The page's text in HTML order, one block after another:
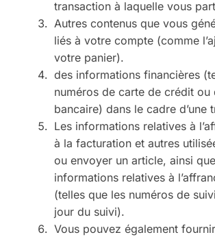
transaction à laquelle vous
Autres contenus que vous
liés à votre compte (comme
votre panier).
des informations financières
numéros de carte de crédit ou
bancaire) dans le cadre d’une
Les informations relatives à
à la facturation et autres
ou envoyer un article, ainsi
informations relatives à
(telles que les numéros de
jour du suivi).
Vous pouvez également